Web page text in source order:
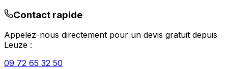
Contact rapide
Appelez-nous directement pour un devis gratuit depuis
Leuze :
09 72 65 32 50